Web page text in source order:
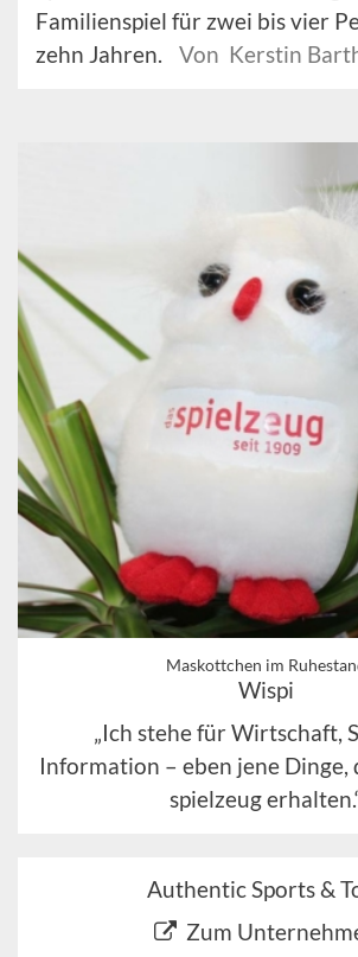
Familienspiel für zwei bis vier
zehn Jahren.
Von Kerstin
Maskottchen im
Wispi
„Ich stehe für Wirtschaft,
Information – eben jene Dinge,
spielzeug
Authentic Sports &
Zum